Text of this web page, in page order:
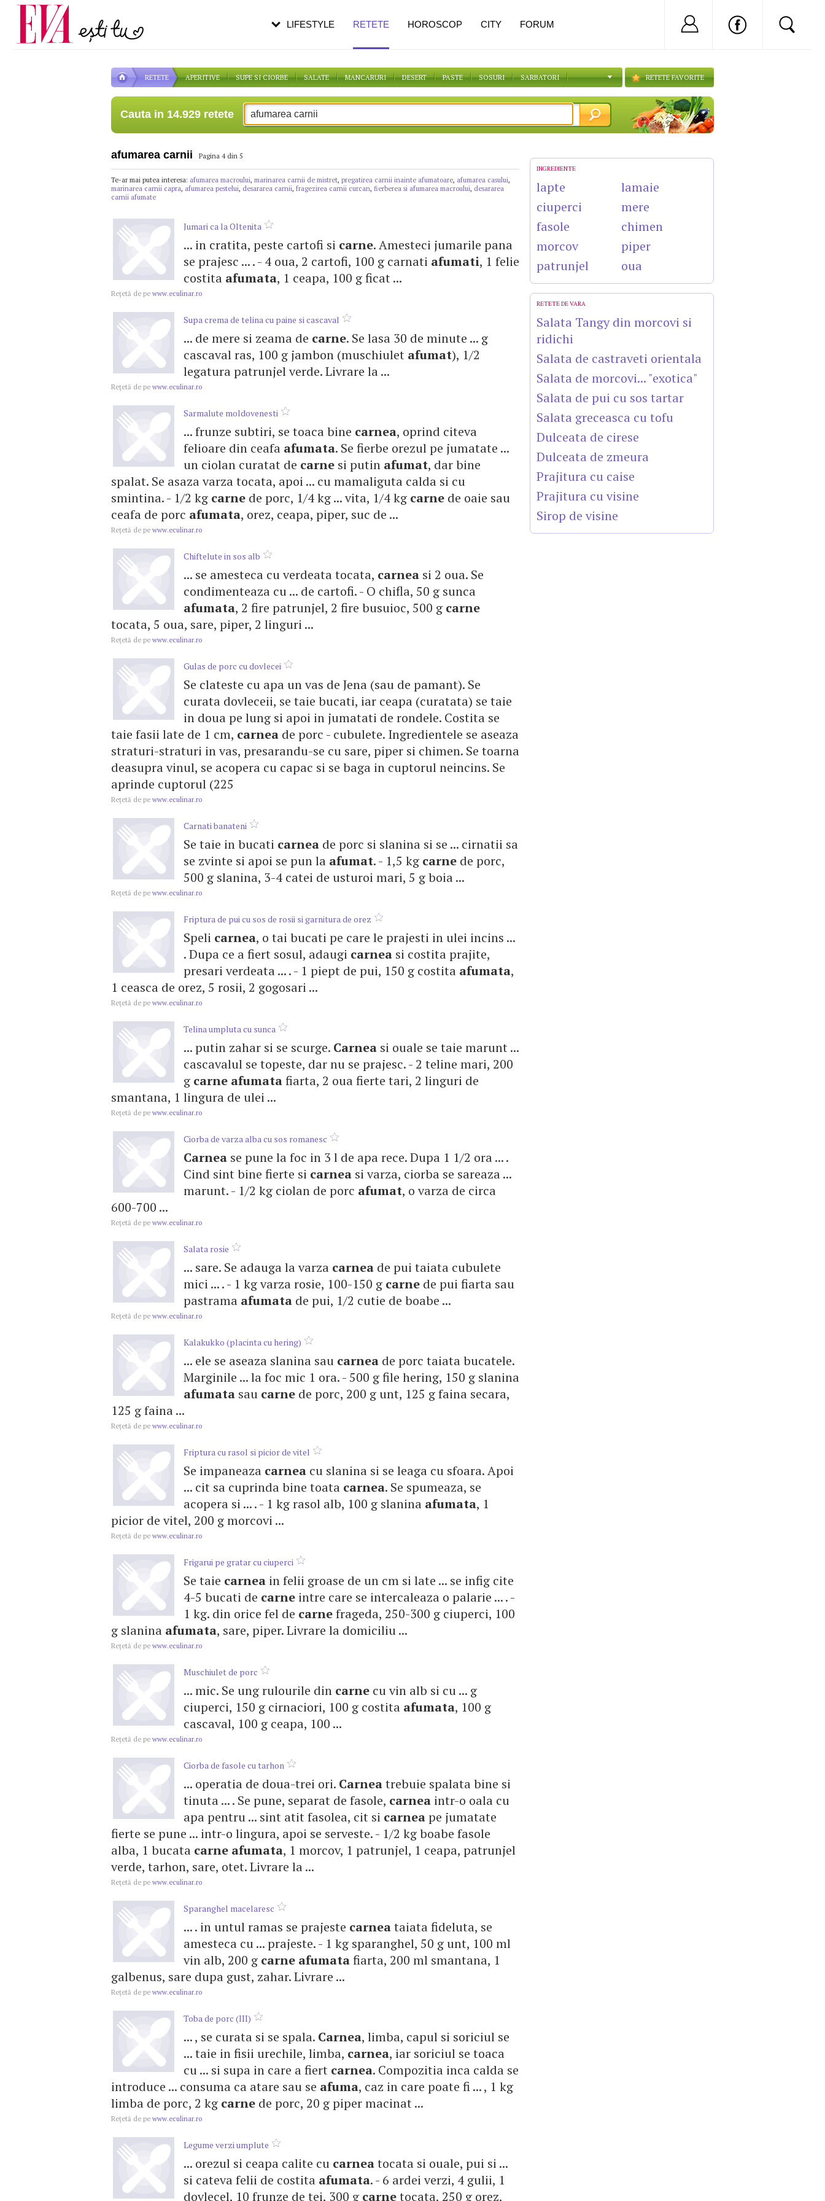
RETETE APERITIVE SUPE SI CIORBE SALATE MANCARURI DESERT PASTE SOSURI SARBATORI RETETE FAVORITE
Cauta in 14.929 retete
afumarea carnii Pagina 4 din 5
Te-ar mai putea interesa: afumarea macroului, marinarea carnii de mistret, pregatirea carnii inainte afumatoare, afumarea casului,
marinarea carnii capra, afumarea pestelui, desararea carnii, fragezirea carnii curcan, fierberea si afumarea macroului, desararea
carnii afumate
Jumari ca la Oltenita
... in cratita, peste cartofi si carne. Amesteci jumarile pana
se prajesc ... . - 4 oua, 2 cartofi, 100 g carnati afumati, 1 felie
costita afumata, 1 ceapa, 100 g ficat ...
Reţetă de pe www.eculinar.ro
Supa crema de telina cu paine si cascaval
... de mere si zeama de carne. Se lasa 30 de minute ... g
cascaval ras, 100 g jambon (muschiulet afumat), 1/2
legatura patrunjel verde. Livrare la ...
Reţetă de pe www.eculinar.ro
Sarmalute moldovenesti
... frunze subtiri, se toaca bine carnea, oprind citeva
felioare din ceafa afumata. Se fierbe orezul pe jumatate ...
un ciolan curatat de carne si putin afumat, dar bine
spalat. Se asaza varza tocata, apoi ... cu mamaliguta calda si cu
smintina. - 1/2 kg carne de porc, 1/4 kg ... vita, 1/4 kg carne de oaie sau
ceafa de porc afumata, orez, ceapa, piper, suc de ...
Reţetă de pe www.eculinar.ro
Chiftelute in sos alb
... se amesteca cu verdeata tocata, carnea si 2 oua. Se
condimenteaza cu ... de cartofi. - O chifla, 50 g sunca
afumata, 2 fire patrunjel, 2 fire busuioc, 500 g carne
tocata, 5 oua, sare, piper, 2 linguri ...
Reţetă de pe www.eculinar.ro
Gulas de porc cu dovlecei
Se clateste cu apa un vas de Jena (sau de pamant). Se
curata dovleceii, se taie bucati, iar ceapa (curatata) se taie
in doua pe lung si apoi in jumatati de rondele. Costita se
taie fasii late de 1 cm, carnea de porc - cubulete. Ingredientele se aseaza
straturi-straturi in vas, presarandu-se cu sare, piper si chimen. Se toarna
deasupra vinul, se acopera cu capac si se baga in cuptorul neincins. Se
aprinde cuptorul (225
Reţetă de pe www.eculinar.ro
Carnati banateni
Se taie in bucati carnea de porc si slanina si se ... cirnatii sa
se zvinte si apoi se pun la afumat. - 1,5 kg carne de porc,
500 g slanina, 3-4 catei de usturoi mari, 5 g boia ...
Reţetă de pe www.eculinar.ro
Friptura de pui cu sos de rosii si garnitura de orez
Speli carnea, o tai bucati pe care le prajesti in ulei incins ...
. Dupa ce a fiert sosul, adaugi carnea si costita prajite,
presari verdeata ... . - 1 piept de pui, 150 g costita afumata,
1 ceasca de orez, 5 rosii, 2 gogosari ...
Reţetă de pe www.eculinar.ro
Telina umpluta cu sunca
... putin zahar si se scurge. Carnea si ouale se taie marunt ...
cascavalul se topeste, dar nu se prajesc. - 2 teline mari, 200
g carne afumatafiarta, 2 oua fierte tari, 2 linguri de
smantana, 1 lingura de ulei ...
Reţetă de pe www.eculinar.ro
Ciorba de varza alba cu sos romanesc
Carnea se pune la foc in 3 l de apa rece. Dupa 1 1/2 ora ... .
Cind sint bine fierte si carnea si varza, ciorba se sareaza ...
marunt. - 1/2 kg ciolan de porc afumat, o varza de circa
600-700 ...
Reţetă de pe www.eculinar.ro
Salata rosie
... sare. Se adauga la varza carnea de pui taiata cubulete
mici ... . - 1 kg varza rosie, 100-150 g carne de pui fiarta sau
pastrama afumata de pui, 1/2 cutie de boabe ...
Reţetă de pe www.eculinar.ro
Kalakukko (placinta cu hering)
... ele se aseaza slanina sau carnea de porc taiata bucatele.
Marginile ... la foc mic 1 ora. - 500 g file hering, 150 g slanina
afumata sau carne de porc, 200 g unt, 125 g faina secara,
125 g faina ...
Reţetă de pe www.eculinar.ro
Friptura cu rasol si picior de vitel
Se impaneaza carnea cu slanina si se leaga cu sfoara. Apoi
... cit sa cuprinda bine toata carnea. Se spumeaza, se
acopera si ... . - 1 kg rasol alb, 100 g slanina afumata, 1
picior de vitel, 200 g morcovi ...
Reţetă de pe www.eculinar.ro
Frigarui pe gratar cu ciuperci
Se taie carnea in felii groase de un cm si late ... se infig cite
4-5 bucati de carne intre care se intercaleaza o palarie ... . -
1 kg. din orice fel de carnefrageda, 250-300 g ciuperci, 100
g slanina afumata, sare, piper. Livrare la domiciliu ...
Reţetă de pe www.eculinar.ro
Muschiulet de porc
... mic. Se ung rulourile din carne cu vin alb si cu ... g
ciuperci, 150 g cirnaciori, 100 g costita afumata, 100 g
cascaval, 100 g ceapa, 100 ...
Reţetă de pe www.eculinar.ro
Ciorba de fasole cu tarhon
... operatia de doua-trei ori. Carneatrebuie spalata bine si
tinuta ... . Se pune, separat de fasole, carnea intr-o oala cu
apa pentru ... sint atit fasolea, cit si carneape jumatate
fierte se pune ... intr-o lingura, apoi se serveste. - 1/2 kg boabe fasole
alba, 1 bucata carne afumata, 1 morcov, 1 patrunjel, 1 ceapa, patrunjel
verde, tarhon, sare, otet. Livrare la ...
Reţetă de pe www.eculinar.ro
Sparanghel macelaresc
... . in untul ramas se prajeste carneataiata fideluta, se
amesteca cu ... prajeste. - 1 kg sparanghel, 50 g unt, 100 ml
vin alb, 200 g carne afumatafiarta, 200 ml smantana, 1
galbenus, sare dupa gust, zahar. Livrare ...
Reţetă de pe www.eculinar.ro
Toba de porc (III)
... , se curata si se spala. Carnea, limba, capul si soriciul se
... taie in fisii urechile, limba, carnea, iar soriciul se toaca
cu ... si supa in care a fiert carnea. Compozitia inca calda se
introduce ... consuma ca atare sau se afuma, caz in care poate fi ... , 1 kg
limba de porc, 2 kg carne de porc, 20 g piper macinat ...
Reţetă de pe www.eculinar.ro
Legume verzi umplute
... orezul si ceapa calite cu carneatocata si ouale, pui si ...
si cateva felii de costita afumata. - 6 ardei verzi, 4 gulii, 1
dovlecel, 10 frunze de tei, 300 g carnetocata, 250 g orez,
INGREDIENTE
lapte
ciuperci
fasole
morcov
patrunjel
lamaie
mere
chimen
piper
oua
RETETE DE VARA
Salata Tangy din morcovi si
ridichi
Salata de castraveti orientala
Salata de morcovi... "exotica"
Salata de pui cu sos tartar
Salata greceasca cu tofu
Dulceata de cirese
Dulceata de zmeura
Prajitura cu caise
Prajitura cu visine
Sirop de visine
LIFESTYLE RETETE HOROSCOP CITY FORUM Nu ai cont?
Carieră
Actualitate